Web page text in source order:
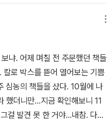
장 깨기도 어느덧 끝나가는구
지만 참…… 세상 살기 힘들구나
어떻게든 살아가기 위해 때론
하는 이들. 이들을 우리는 어
듭 말하지만 영화나 드라마는
서만 환호하고 좋아하는 것이
그런데 아주 가끔은 그런 부류
정도 하게 된다. 미친 게지. 타
은 매우 비난받을 일이다. 더
명실상부한 2011 1등 스릴러라
트의 전쟁> 국내에 먼저 소개
트>보다 훨씬 먼저 쓰여진 책
니다. 수용소에서 벌어진 살인
의 묘한 힘싸움이 볼만합니
아하는 사람도 한결같이 인정하
설공주 열풍을 일으킨 독일산
. 너무 기대를 하고 읽으면 실
공들과 기괴한 살인마들이 등장
냐. 어제 며칠 전 주문했던 책들
로 박스를 뜯어 열어보는 기쁨
심농의 책들을 샀다. 10월에 나
했더니만...지금 확인해보니 11
걸 발견 못 한 거야...내참. 다시